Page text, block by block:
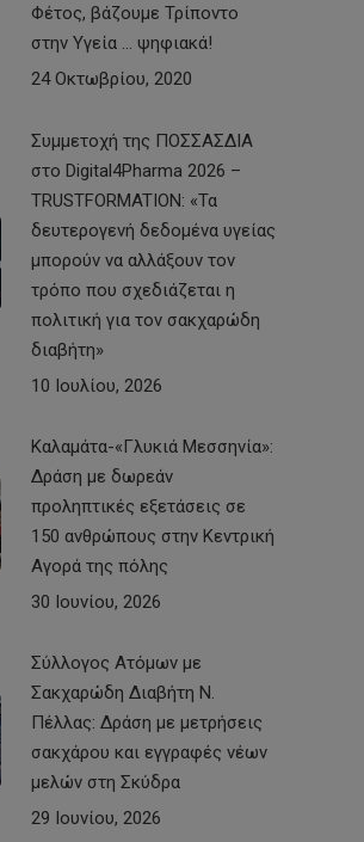
Φέτος, βάζουμε Τρίποντο
στην Υγεία … ψηφιακά!
24 Οκτωβρίου, 2020
Συμμετοχή της ΠΟΣΣΑΣΔΙΑ
στο Digital4Pharma 2026 –
TRUSTFORMATION: «Τα
δευτερογενή δεδομένα υγείας
μπορούν να αλλάξουν τον
τρόπο που σχεδιάζεται η
πολιτική για τον σακχαρώδη
διαβήτη»
10 Ιουλίου, 2026
Καλαμάτα-«Γλυκιά Μεσσηνία»:
Δράση με δωρεάν
προληπτικές εξετάσεις σε
150 ανθρώπους στην Κεντρική
Αγορά της πόλης
30 Ιουνίου, 2026
Σύλλογος Ατόμων με
Σακχαρώδη Διαβήτη Ν.
Πέλλας: Δράση με μετρήσεις
σακχάρου και εγγραφές νέων
μελών στη Σκύδρα
29 Ιουνίου, 2026